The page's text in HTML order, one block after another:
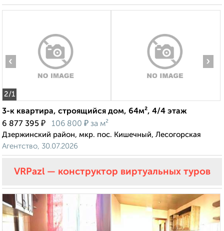
2/1
‹ ›
3-к квартира, строящийся дом, 64м², 4/4 этаж
6 877 395 ₽ 106 800 ₽ за м²
Дзержинский район, мкр. пос. Кишечный, Лесогорская
Агентство, 30.07.2026
VRPazl — конструктор виртуальных туров